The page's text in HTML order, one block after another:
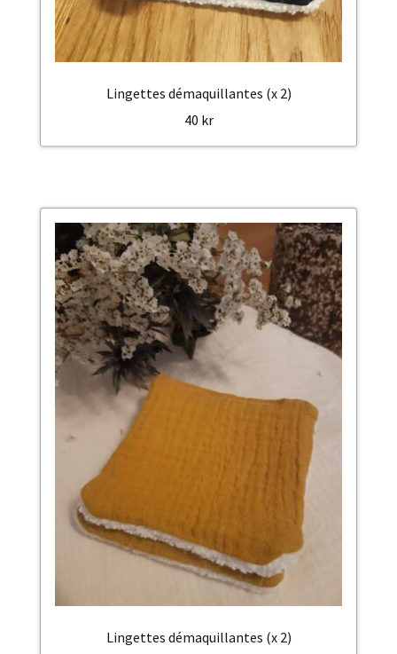
Lingettes démaquillantes (x 2)
40 kr
Lingettes démaquillantes (x 2)